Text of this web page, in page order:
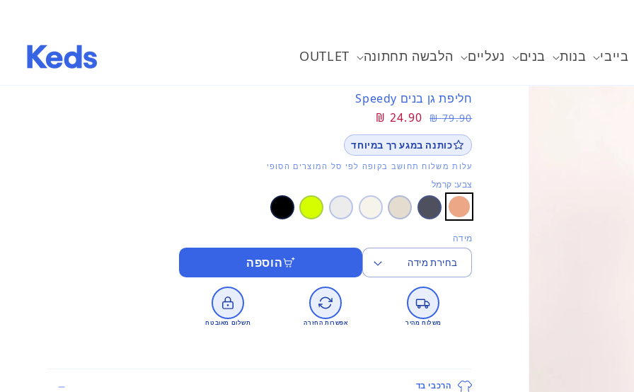
בייבי בנות בנים נעליים הלבשה תחתונה OUTLET
חליפת גן בנים Speedy
מחיר
רגיל
79.90 ₪
מחיר
מבצע
24.90 ₪
כותנה במגע רך במיוחד
עלות משלוח תחושב בקופה לפי סל המוצרים הסופי
צבע: קרמל
מידה
הוספה
משלוח מהיר אפשרות החזרה תשלום מאובטח
הרכבי בד